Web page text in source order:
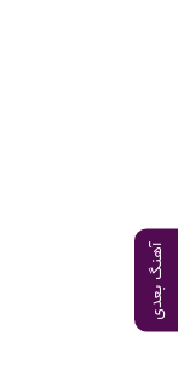
آهنگ بعدی